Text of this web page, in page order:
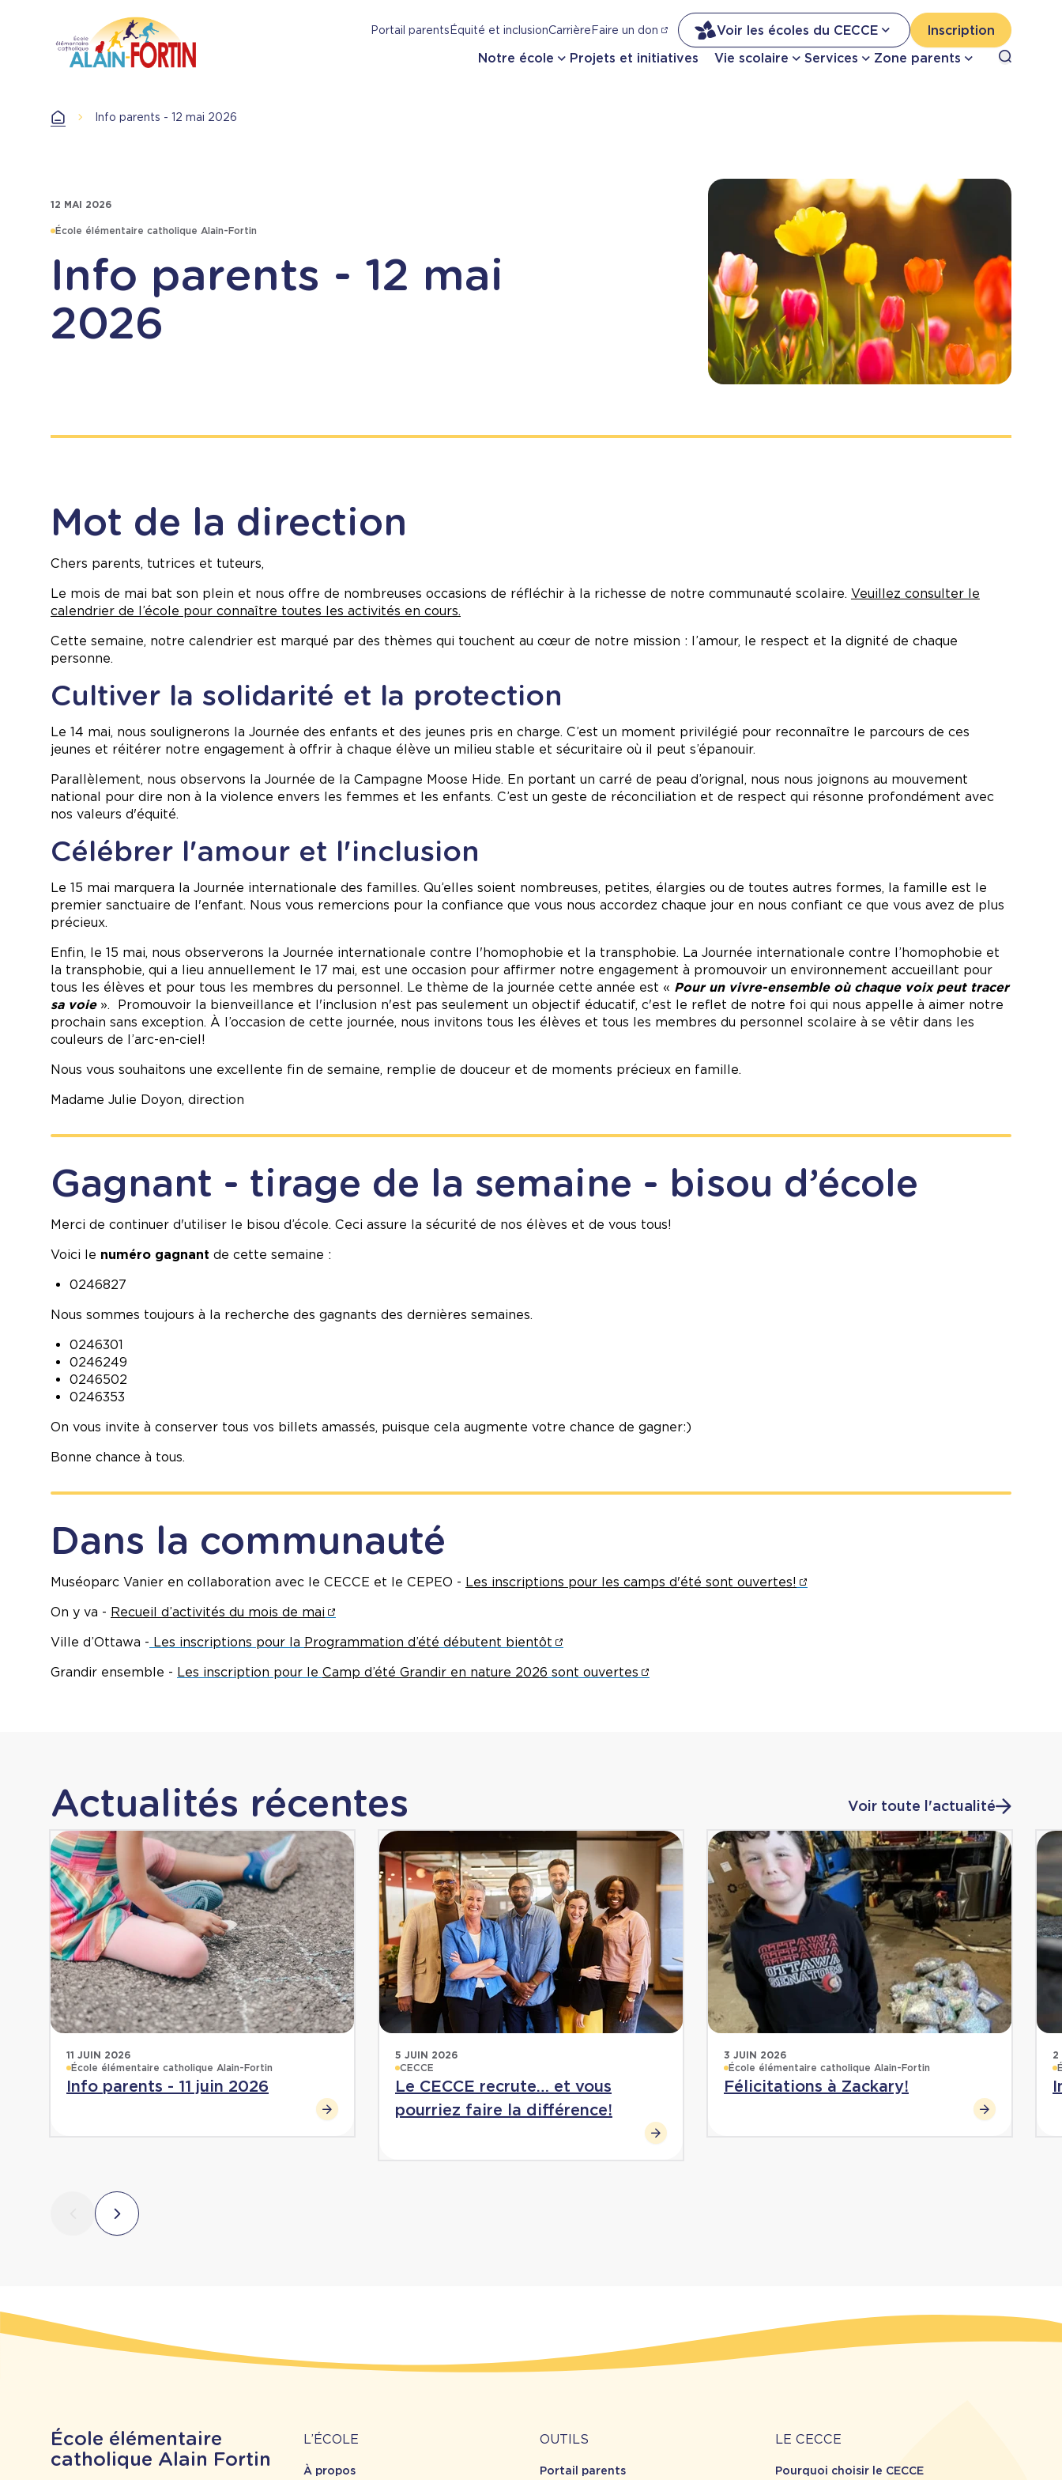
Portail parentsÉquité et inclusionCarrièreFaire un don Voir les écoles du CECCE Inscription
Notre école Projets et initiatives Vie scolaire Services Zone parents Open
AccueilInfo parents - 12 mai 2026
12 MAI 2026
École élémentaire catholique Alain-Fortin
Info parents - 12 mai
2026
Mot de la direction
Chers parents, tutrices et tuteurs,
Le mois de mai bat son plein et nous offre de nombreuses occasions de réfléchir à la richesse de notre communauté scolaire. Veuillez consulter le
calendrier de l’école pour connaître toutes les activités en cours.
Cette semaine, notre calendrier est marqué par des thèmes qui touchent au cœur de notre mission : l’amour, le respect et la dignité de chaque
personne.
Cultiver la solidarité et la protection
Le 14 mai, nous soulignerons la Journée des enfants et des jeunes pris en charge. C’est un moment privilégié pour reconnaître le parcours de ces
jeunes et réitérer notre engagement à offrir à chaque élève un milieu stable et sécuritaire où il peut s’épanouir.
Parallèlement, nous observons la Journée de la Campagne Moose Hide. En portant un carré de peau d’orignal, nous nous joignons au mouvement
national pour dire non à la violence envers les femmes et les enfants. C’est un geste de réconciliation et de respect qui résonne profondément avec
nos valeurs d'équité.
Célébrer l'amour et l'inclusion
Le 15 mai marquera la Journée internationale des familles. Qu’elles soient nombreuses, petites, élargies ou de toutes autres formes, la famille est le
premier sanctuaire de l'enfant. Nous vous remercions pour la confiance que vous nous accordez chaque jour en nous confiant ce que vous avez de plus
précieux.
Enfin, le 15 mai, nous observerons la Journée internationale contre l'homophobie et la transphobie. La Journée internationale contre l’homophobie et
la transphobie, qui a lieu annuellement le 17 mai, est une occasion pour affirmer notre engagement à promouvoir un environnement accueillant pour
tous les élèves et pour tous les membres du personnel. Le thème de la journée cette année est « Pour un vivre-ensemble où chaque voix peut tracer
sa voie». Promouvoir la bienveillance et l'inclusion n'est pas seulement un objectif éducatif, c'est le reflet de notre foi qui nous appelle à aimer notre
prochain sans exception. À l’occasion de cette journée, nous invitons tous les élèves et tous les membres du personnel scolaire à se vêtir dans les
couleurs de l’arc-en-ciel!
Nous vous souhaitons une excellente fin de semaine, remplie de douceur et de moments précieux en famille.
Madame Julie Doyon, direction
Gagnant - tirage de la semaine - bisou d’école
Merci de continuer d'utiliser le bisou d’école. Ceci assure la sécurité de nos élèves et de vous tous!
Voici le numéro gagnant de cette semaine :
0246827
Nous sommes toujours à la recherche des gagnants des dernières semaines.
0246301
0246249
0246502
0246353
On vous invite à conserver tous vos billets amassés, puisque cela augmente votre chance de gagner:)
Bonne chance à tous.
Dans la communauté
Muséoparc Vanier en collaboration avec le CECCE et le CEPEO - Les inscriptions pour les camps d'été sont ouvertes!
On y va - Recueil d’activités du mois de mai
Ville d’Ottawa - Les inscriptions pour la Programmation d’été débutent bientôt
Grandir ensemble - Les inscription pour le Camp d’été Grandir en nature 2026 sont ouvertes
Actualités récentes Voir toute l'actualité
11 JUIN 2026
École élémentaire catholique Alain-Fortin
Info parents - 11 juin 2026
5 JUIN 2026
CECCE
Le CECCE recrute… et vous
pourriez faire la différence!
3 JUIN 2026
École élémentaire catholique Alain-Fortin
Félicitations à Zackary!
2
École élémentaire
catholique Alain Fortin
À
L’ÉCOLE
À propos Outils
OUTILS
Portail parents Carrière
LE CECCE
Pourquoi choisir le CECCE